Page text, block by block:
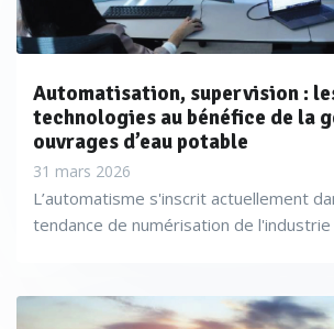
Automatisation, supervision :
technologies au bénéfice de la
ouvrages d’eau potable
31 mars 2026
L’automatisme s'inscrit actuellement
tendance de numérisation de l'industrie